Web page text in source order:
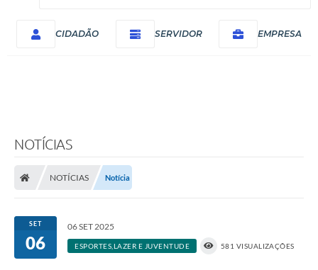
CIDADÃO SERVIDOR EMPRESA
NOTÍCIAS
NOTÍCIAS Notícia
SET
06
06 SET 2025
ESPORTES,LAZER E JUVENTUDE 581 VISUALIZAÇÕES